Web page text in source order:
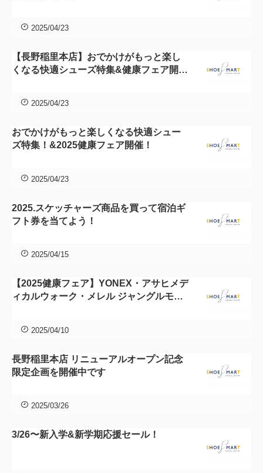
2025/04/23
【長野稲里本店】おでかけがもっと楽し
くなる快適シューズ特集&健康フェア開催
2025/04/23
おでかけがもっと楽しくなる快適シュー
ズ特集！&2025健康フェア開催！
2025/04/23
2025.スケッチャーズ商品を買って宿泊ギ
フト券を当てよう！
2025/04/15
【2025健康フェア】YONEX・アサヒメデ
ィカルウォーク・メレル ジャングルモッ
2025/04/10
長野稲里本店 リニューアルオープン記念
限定企画を開催中です
2025/03/26
3/26〜新入学&新学期応援セール！